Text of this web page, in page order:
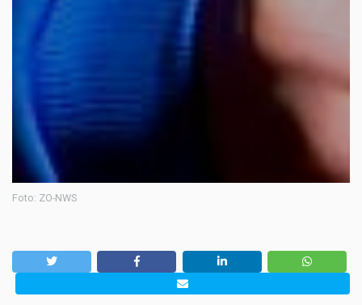
Foto: ZO-NWS